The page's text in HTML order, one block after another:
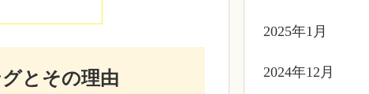
とその理由
2025年1月
2024年12月